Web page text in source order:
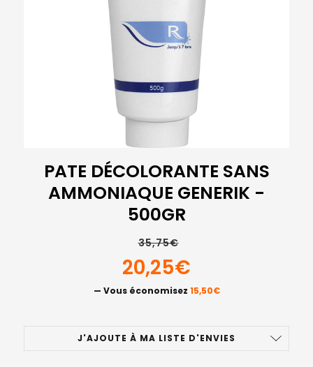
PATE DÉCOLORANTE SANS
AMMONIAQUE GENERIK -
500GR
35,75€
20,25€
— Vous économisez 15,50€
J'AJOUTE À MA LISTE D'ENVIES